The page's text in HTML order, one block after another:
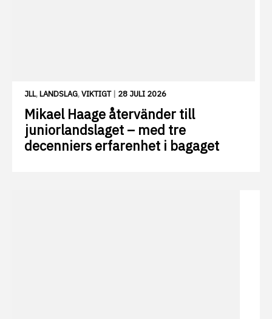
JLL,LANDSLAG,VIKTIGT| 28 JULI 2026
Mikael Haage återvänder till
juniorlandslaget – med tre
decenniers erfarenhet i bagaget